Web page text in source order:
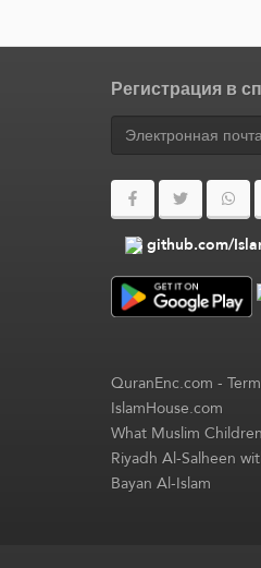
Регистрация в
github.com/
QuranEnc.com-
IslamHouse.com
What Muslim
Riyadh Al-Salheen
Bayan Al-Islam